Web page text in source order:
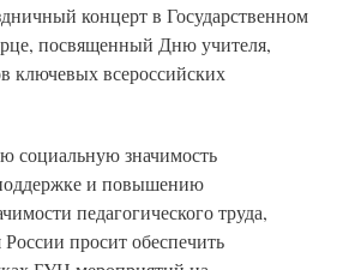
концерт в Государственном
посвященный Дню учителя,
ключевых всероссийских
социальную значимость
и повышению
педагогического труда,
просит обеспечить